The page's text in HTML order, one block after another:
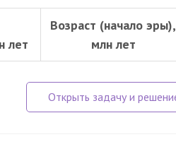
лет
Возраст (начало эры),
млн лет